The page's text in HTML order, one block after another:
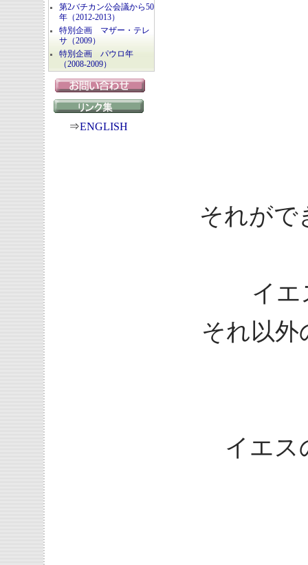
第2バチカン公会議から50
年（2012-2013）
特別企画 マザー・テレ
サ（2009）
特別企画 パウロ年
（2008-2009）
⇒ENGLISH
それがで
イ
それ以
イエス